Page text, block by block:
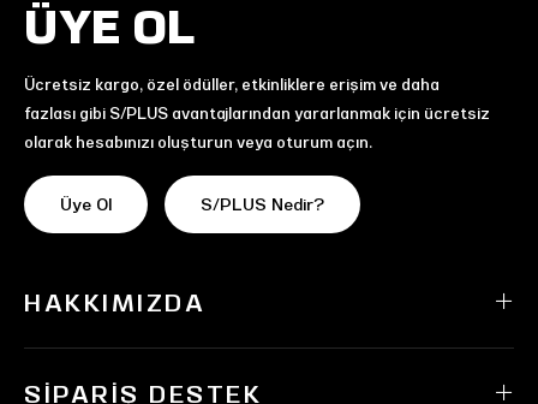
ÜYE OL
Ücretsiz kargo, özel ödüller, etkinliklere erişim ve daha
fazlası gibi S/PLUS avantajlarından yararlanmak için ücretsiz
olarak hesabınızı oluşturun veya oturum açın.
Üye Ol S/PLUS Nedir?
HAKKIMIZDA
SIPARIŞ DESTEK